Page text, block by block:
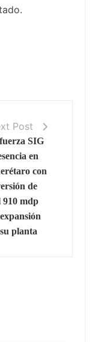
Post
SIG
en
con
de
910 mdp
planta